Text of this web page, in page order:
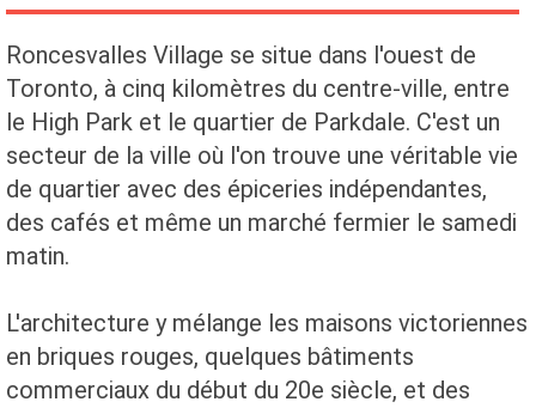
Roncesvalles Village se situe dans l'ouest de
Toronto, à cinq kilomètres du centre-ville, entre
le High Park et le quartier de Parkdale. C'est un
secteur de la ville où l'on trouve une véritable vie
de quartier avec des épiceries indépendantes,
des cafés et même un marché fermier le samedi
matin.
L'architecture y mélange les maisons victoriennes
en briques rouges, quelques bâtiments
commerciaux du début du 20e siècle, et des